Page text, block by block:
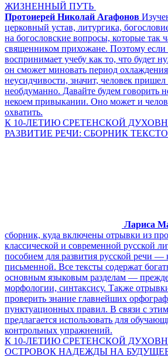
ЖИЗНЕННЫЙ ПУТЬ
Протоиерей Николай Агафонов
церковный устав, литургика,
на богословские вопросы, которые так
священником прихожане. Поэтому если
воспринимает учебу как то, что будет
он сможет миновать период
неусидчивости, значит, человек
необдуманно. Давайте будем говорить
некоем привыкании. Оно может и
охватить.
К 10-ЛЕТИЮ СРЕТЕНСКОЙ
РАЗВИТИЕ РЕЧИ: СБОРНИК
Лариса
сборник, куда включены отрывки из
классической и современной русской
пособием для развития русской речи —
письменной. Все тексты содержат
основным языковым разделам — прежде
морфологии, синтаксису. Также
проверить знание главнейших
пунктуационных правил. В связи с
предлагается использовать для
контрольных упражнений.
К 10-ЛЕТИЮ СРЕТЕНСКОЙ
ОСТРОВОК НАДЕЖДЫ НА